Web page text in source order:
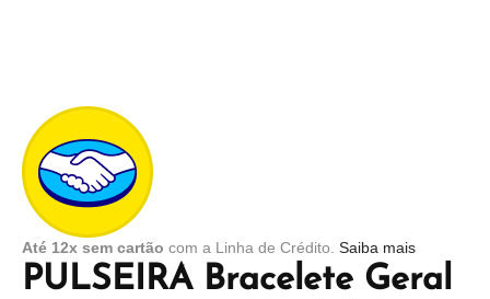
PULSEIRA Bracelete Geral
Até 12x sem cartão com a Linha de Crédito. Saiba mais